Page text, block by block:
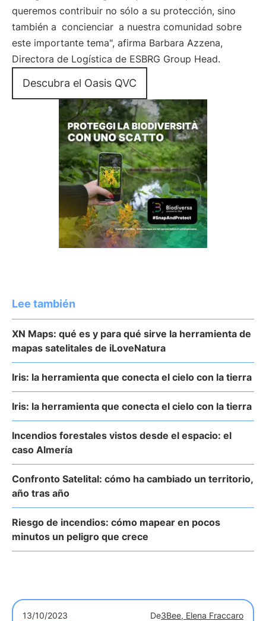
queremos contribuir no sólo a su protección, sino
también a concienciar a nuestra comunidad sobre
este importante tema", afirma Barbara Azzena,
Directora de Logística de ESBRG Group Head.
Descubra el Oasis QVC
Lee también
XN Maps: qué es y para qué sirve la herramienta de
mapas satelitales de iLoveNatura
Iris: la herramienta que conecta el cielo con la tierra
Iris: la herramienta que conecta el cielo con la tierra
Incendios forestales vistos desde el espacio: el
caso Almería
Confronto Satelital: cómo ha cambiado un territorio,
año tras año
Riesgo de incendios: cómo mapear en pocos
minutos un peligro que crece
13/10/2023 De3Bee, Elena Fraccaro